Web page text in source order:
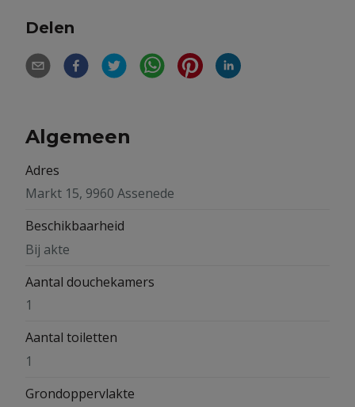
Delen
Algemeen
Adres
Markt 15, 9960 Assenede
Beschikbaarheid
Bij akte
Aantal douchekamers
1
Aantal toiletten
1
Grondoppervlakte